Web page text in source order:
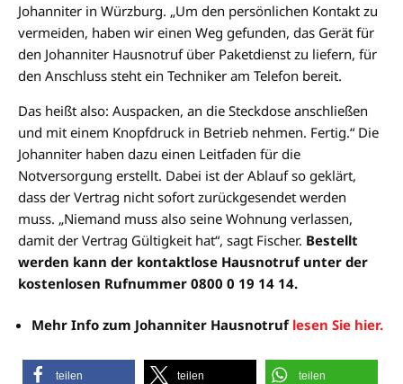
Johanniter in Würzburg. „Um den persönlichen Kontakt zu
vermeiden, haben wir einen Weg gefunden, das Gerät für
den Johanniter Hausnotruf über Paketdienst zu liefern, für
den Anschluss steht ein Techniker am Telefon bereit.
Das heißt also: Auspacken, an die Steckdose anschließen
und mit einem Knopfdruck in Betrieb nehmen. Fertig.“ Die
Johanniter haben dazu einen Leitfaden für die
Notversorgung erstellt. Dabei ist der Ablauf so geklärt,
dass der Vertrag nicht sofort zurückgesendet werden
muss. „Niemand muss also seine Wohnung verlassen,
damit der Vertrag Gültigkeit hat“, sagt Fischer. Bestellt
werden kann der kontaktlose Hausnotruf unter der
kostenlosen Rufnummer 0800 0 19 14 14.
Mehr Info zum Johanniter Hausnotruf lesen Sie hier.
teilen teilen teilen